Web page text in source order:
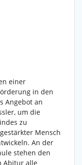
einer
in den
Angebot an
um die
zu
Mensch
An der
stehen den
Abitur alle